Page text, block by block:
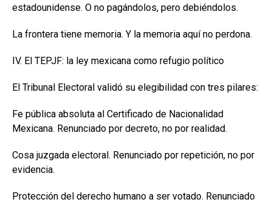
estadounidense. O no pagándolos, pero debiéndolos.
La frontera tiene memoria. Y la memoria aquí no perdona.
IV. El TEPJF: la ley mexicana como refugio político
El Tribunal Electoral validó su elegibilidad con tres pilares:
Fe pública absoluta al Certificado de Nacionalidad
Mexicana. Renunciado por decreto, no por realidad.
Cosa juzgada electoral. Renunciado por repetición, no por
evidencia.
Protección del derecho humano a ser votado. Renunciado